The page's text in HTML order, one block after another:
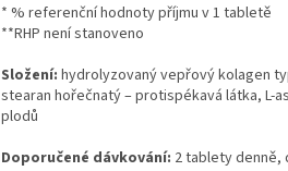
* % referenční hodnoty příjmu v 1 tabletě
**RHP není stanoveno
Složení: hydrolyzovaný vepřový kolagen
stearan hořečnatý – protispékavá látka, L-
plodů
Doporučené dávkování: 2 tablety denně,